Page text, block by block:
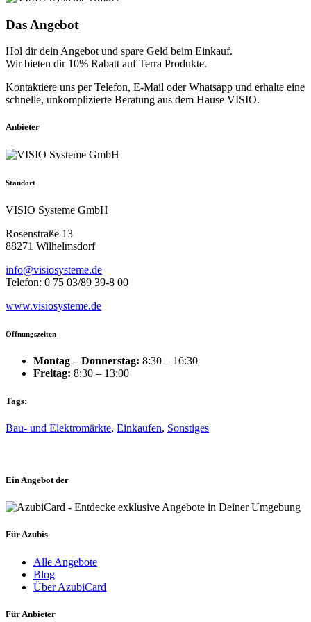
Das Angebot
Hol dir dein Angebot und spare Geld beim Einkauf.
Wir bieten dir 10% Rabatt auf Terra Produkte.
Kontaktiere uns per Telefon, E-Mail oder Whatsapp und erhalte eine
schnelle, unkomplizierte Beratung aus dem Hause VISIO.
Anbieter
Standort
VISIO Systeme GmbH
Rosenstraße 13
88271 Wilhelmsdorf
info@visiosysteme.de
Telefon: 0 75 03/89 39-8 00
www.visiosysteme.de
Öffnungszeiten
Montag – Donnerstag: 8:30 – 16:30
Freitag: 8:30 – 13:00
Tags:
Bau- und Elektromärkte, Einkaufen, Sonstiges
Ein Angebot der
Für Azubis
Alle Angebote
Blog
Über AzubiCard
Für Anbieter